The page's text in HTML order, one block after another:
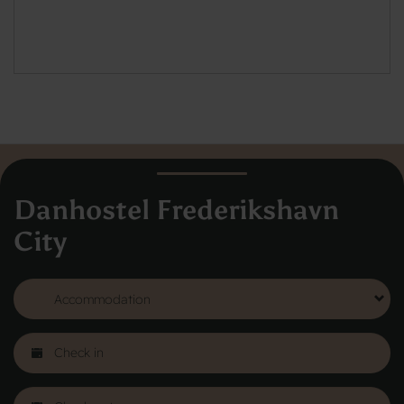
Danhostel Frederikshavn
City
Vodroffsvej 32
1900 Frederiksberg
About Danhostel
Youth hostels abroad